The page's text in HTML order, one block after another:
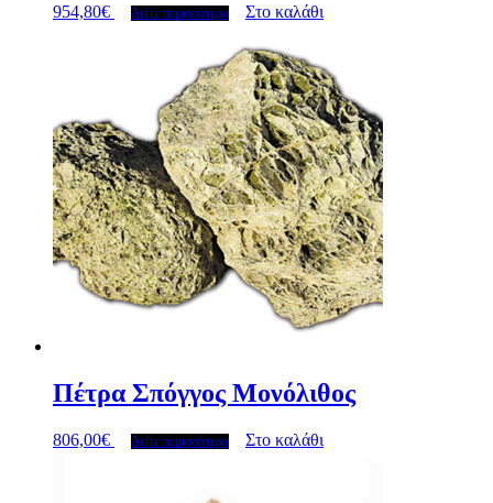
954,80€ Δείτε περισσότερα Στο καλάθι
Πέτρα Σπόγγος Μονόλιθος
806,00€ Δείτε περισσότερα Στο καλάθι